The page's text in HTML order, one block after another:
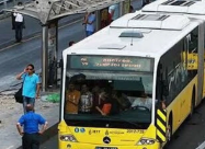
SPOR
KÜLTÜR-SANAT